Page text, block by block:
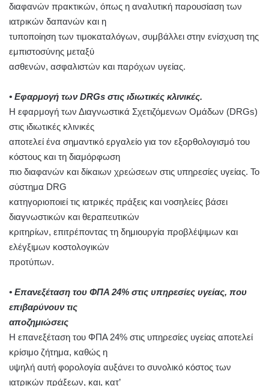
διαφανών πρακτικών, όπως η αναλυτική παρουσίαση των
ιατρικών δαπανών και η
τυποποίηση των τιμοκαταλόγων, συμβάλλει στην ενίσχυση της
εμπιστοσύνης μεταξύ
ασθενών, ασφαλιστών και παρόχων υγείας.
• Εφαρμογή των DRGs στις ιδιωτικές κλινικές.
Η εφαρμογή των Διαγνωστικά Σχετιζόμενων Ομάδων (DRGs)
στις ιδιωτικές κλινικές
αποτελεί ένα σημαντικό εργαλείο για τον εξορθολογισμό του
κόστους και τη διαμόρφωση
πιο διαφανών και δίκαιων χρεώσεων στις υπηρεσίες υγείας. Το
σύστημα DRG
κατηγοριοποιεί τις ιατρικές πράξεις και νοσηλείες βάσει
διαγνωστικών και θεραπευτικών
κριτηρίων, επιτρέποντας τη δημιουργία προβλέψιμων και
ελέγξιμων κοστολογικών
προτύπων.
• Επανεξέταση του ΦΠΑ 24% στις υπηρεσίες υγείας, που
επιβαρύνουν τις
αποζημιώσεις
Η επανεξέταση του ΦΠΑ 24% στις υπηρεσίες υγείας αποτελεί
κρίσιμο ζήτημα, καθώς η
υψηλή αυτή φορολογία αυξάνει το συνολικό κόστος των
ιατρικών πράξεων, και, κατ’